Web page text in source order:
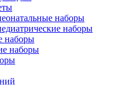
наборы
наборы
наборы
наборы